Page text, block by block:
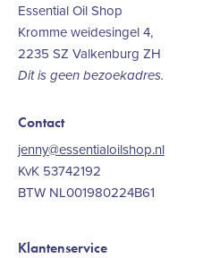
Essential Oil Shop
Kromme weidesingel 4,
2235 SZ Valkenburg ZH
Dit is geen bezoekadres.
Contact
jenny@essentialoilshop.nl
KvK 53742192
BTW NL001980224B61
Klantenservice